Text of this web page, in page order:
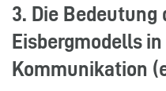
3. Die Bedeutung
Eisbergmodells
Kommunikation